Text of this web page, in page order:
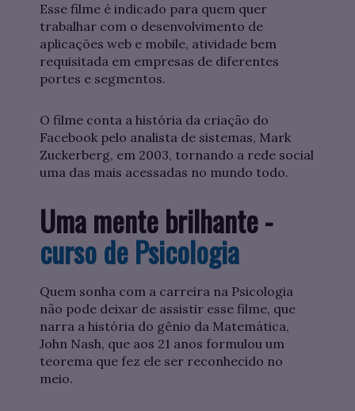
Esse filme é indicado para quem quer
trabalhar com o desenvolvimento de
aplicações web e mobile, atividade bem
requisitada em empresas de diferentes
portes e segmentos.
O filme conta a história da criação do
Facebook pelo analista de sistemas, Mark
Zuckerberg, em 2003, tornando a rede social
uma das mais acessadas no mundo todo.
Uma mente brilhante -
curso de Psicologia
Quem sonha com a carreira na Psicologia
não pode deixar de assistir esse filme, que
narra a história do gênio da Matemática,
John Nash, que aos 21 anos formulou um
teorema que fez ele ser reconhecido no
meio.